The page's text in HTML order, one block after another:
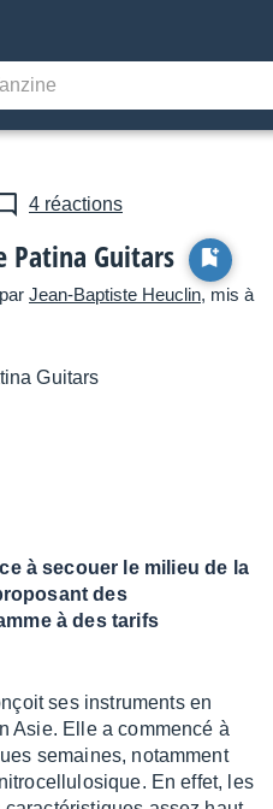
4 réactions
Patina Guitars
Jean-Baptiste Heuclin, mis à
à secouer le milieu de la
des
à des tarifs
ses instru­ments en
Asie. Elle a commencé à
semaines, notam­ment
En effet, les